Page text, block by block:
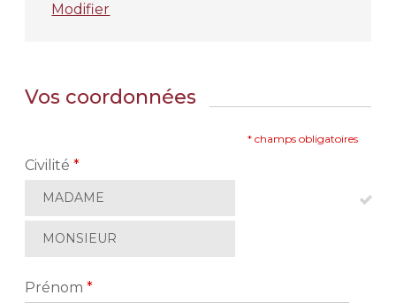
Modifier
Vos coordonnées
* champs obligatoires
Civilité*
MADAME
MONSIEUR
Prénom*